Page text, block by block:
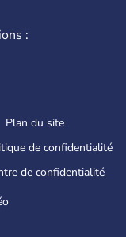
:
Plan du site
de confidentialité
de confidentialité